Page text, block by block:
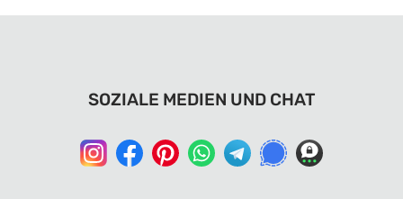
SOZIALE MEDIEN UND CHAT